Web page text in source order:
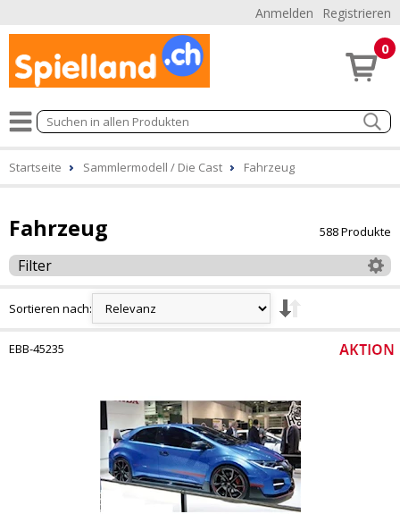
Anmelden Registrieren
0
Startseite Sammlermodell / Die Cast Fahrzeug
Fahrzeug 588 Produkte
Filter
Sortieren nach:
EBB-45235